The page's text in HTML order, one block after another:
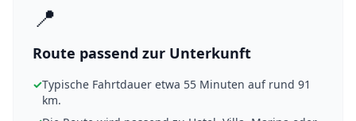
📍
Route passend zur Unterkunft
✓Typische Fahrtdauer etwa 55 Minuten auf rund 91
km.